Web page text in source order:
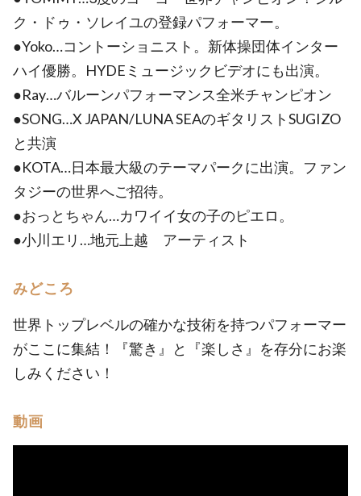
ク・ドゥ・ソレイユの登録パフォーマー。
●Yoko…コントーショニスト。新体操団体インター
ハイ優勝。HYDEミュージックビデオにも出演。
●Ray…バルーンパフォーマンス全米チャンピオン
●SONG…X JAPAN/LUNA SEAのギタリストSUGIZO
と共演
●KOTA…日本最大級のテーマパークに出演。ファン
タジーの世界へご招待。
●おっとちゃん…カワイイ女の子のピエロ。
●小川エリ…地元上越 アーティスト
みどころ
世界トップレベルの確かな技術を持つパフォーマー
がここに集結！『驚き』と『楽しさ』を存分にお楽
しみください！
動画